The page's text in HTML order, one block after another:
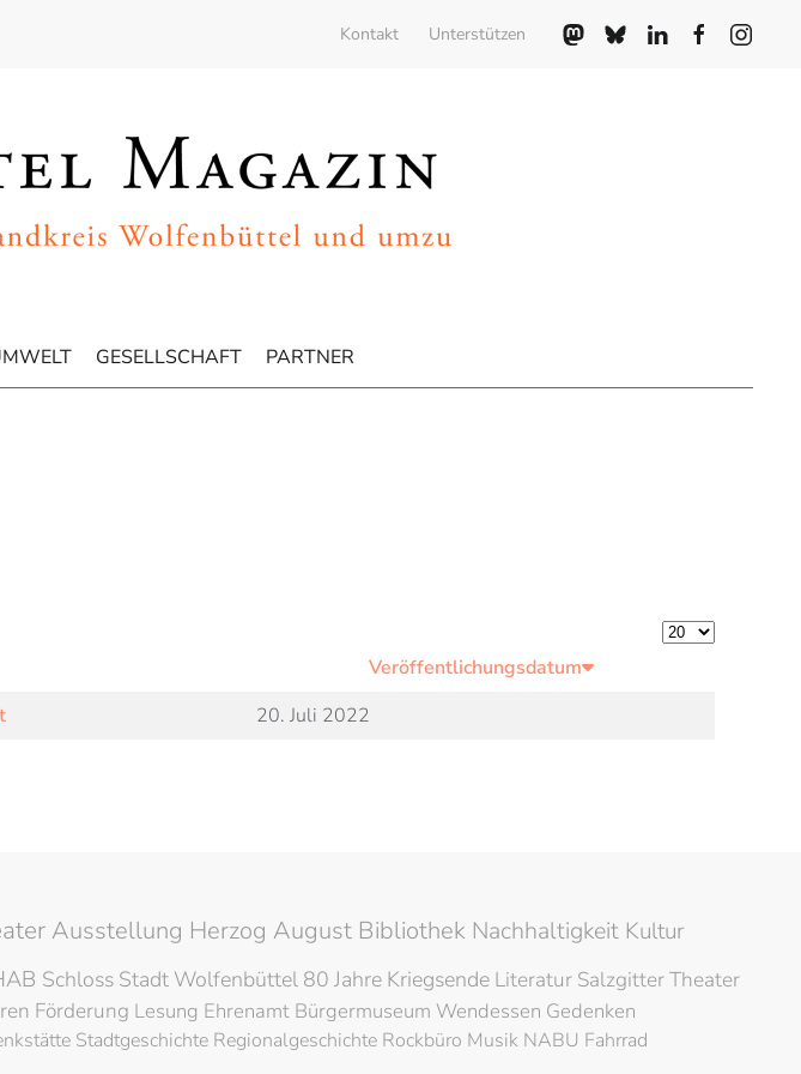
Kontakt Unterstützen
GESELLSCHAFT PARTNER
Anzeige #
Veröffentlichungsdatum
20. Juli 2022
Ausstellung Herzog August Bibliothek Nachhaltigkeit Kultur
Schloss Stadt Wolfenbüttel 80 Jahre Kriegsende Literatur SalzgitterTheater
Förderung Lesung Ehrenamt Bürgermuseum Wendessen Gedenken
Stadtgeschichte Regionalgeschichte Rockbüro Musik NABU Fahrrad